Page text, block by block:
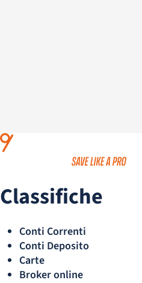
Classifiche
Conti Correnti
Conti Deposito
Carte
Broker online